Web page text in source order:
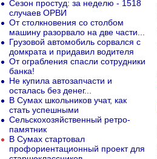
Сезон простуд: за неделю - 1518
случаев ОРВИ
От столкновения со столбом
машину разорвало на две части...
Грузовой автомобиль сорвался с
домкрата и придавил водителя
От ограбления спасли сотрудники
банка!
Не купила автозапчасти и
осталась без денег...
В Сумах школьников учат, как
стать успешными
Сельскохозяйственный ретро-
памятник
В Сумах стартовал
профориентационный проект для